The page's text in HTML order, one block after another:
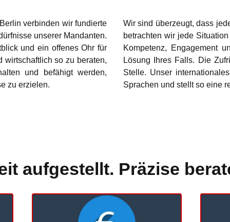
verbinden wir fundierte
unserer Mandanten.
und ein offenes Ohr für
wirtschaftlich so zu beraten,
und befähigt werden,
zu erzielen.
Wir sind überzeugt, dass
betrachten wir jede
Kompetenz, Engagement
Lösung Ihres Falls. Die
Stelle. Unser
Sprachen und stellt so eine
aufgestellt. Präzise